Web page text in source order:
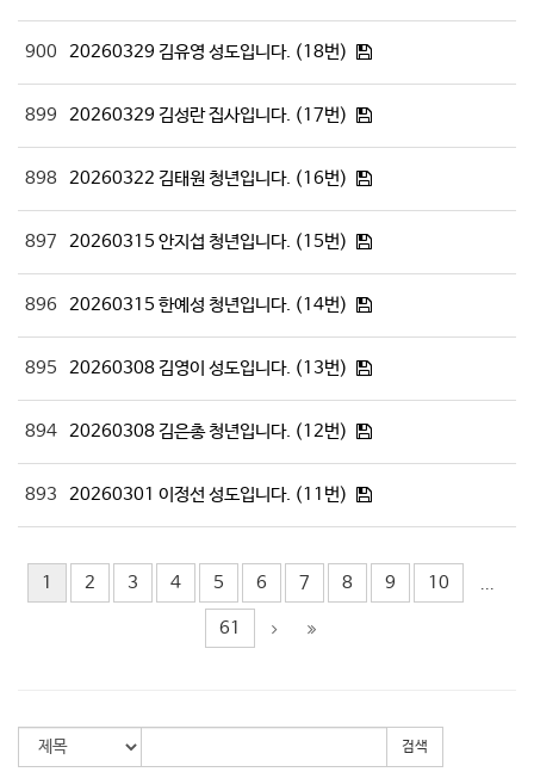
900 20260329 김유영 성도입니다. (18번)
899 20260329 김성란 집사입니다. (17번)
898 20260322 김태원 청년입니다. (16번)
897 20260315 안지섭 청년입니다. (15번)
896 20260315 한예성 청년입니다. (14번)
895 20260308 김영이 성도입니다. (13번)
894 20260308 김은총 청년입니다. (12번)
893 20260301 이정선 성도입니다. (11번)
1 2 3 4 5 6 7 8 9 10 ...
61
검색